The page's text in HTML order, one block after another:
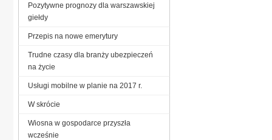
Pozytywne prognozy dla warszawskiej
giełdy
Przepis na nowe emerytury
Trudne czasy dla branży ubezpieczeń
na życie
Usługi mobilne w planie na 2017 r.
W skrócie
Wiosna w gospodarce przyszła
wcześnie